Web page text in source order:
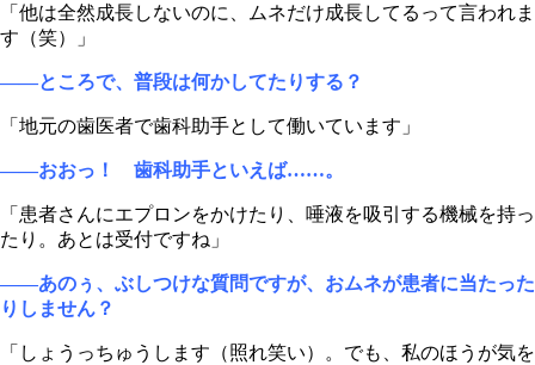
「他は全然成長しないのに、ムネだけ成長してるって言われま
す（笑）」
――ところで、普段は何かしてたりする？
「地元の歯医者で歯科助手として働いています」
――おおっ！ 歯科助手といえば……。
「患者さんにエプロンをかけたり、唾液を吸引する機械を持っ
たり。あとは受付ですね」
――あのぅ、ぶしつけな質問ですが、おムネが患者に当たった
りしません？
「しょうっちゅうします（照れ笑い）。でも、私のほうが気を